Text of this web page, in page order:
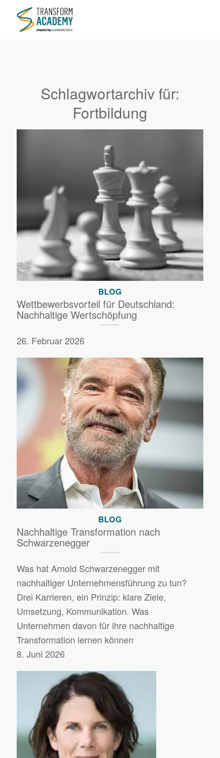
Schlagwortarchiv für:
Fortbildung
BLOG
Wettbewerbsvorteil für Deutschland:
Nachhaltige Wertschöpfung
26. Februar 2026
BLOG
Nachhaltige Transformation nach
Schwarzenegger
Was hat Arnold Schwarzenegger mit
nachhaltiger Unternehmensführung zu tun?
Drei Karrieren, ein Prinzip: klare Ziele,
Umsetzung, Kommunikation. Was
Unternehmen davon für ihre nachhaltige
Transformation lernen können
8. Juni 2026